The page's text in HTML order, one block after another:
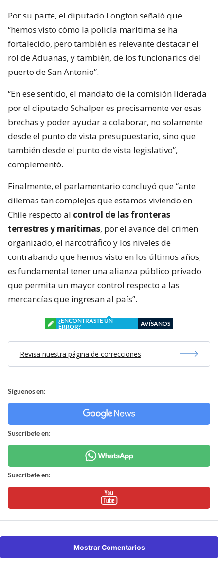
Por su parte, el diputado Longton señaló que
“hemos visto cómo la policía marítima se ha
fortalecido, pero también es relevante destacar el
rol de Aduanas, y también, de los funcionarios del
puerto de San Antonio”.
“En ese sentido, el mandato de la comisión liderada
por el diputado Schalper es precisamente ver esas
brechas y poder ayudar a colaborar, no solamente
desde el punto de vista presupuestario, sino que
también desde el punto de vista legislativo”,
complementó.
Finalmente, el parlamentario concluyó que “ante
dilemas tan complejos que estamos viviendo en
Chile respecto al control de las fronteras
terrestres y marítimas, por el avance del crimen
organizado, el narcotráfico y los niveles de
contrabando que hemos visto en los últimos años,
es fundamental tener una alianza público privado
que permita un mayor control respecto a las
mercancías que ingresan al país”.
¿ENCONTRASTE UN
ERROR?
AVÍSANOS
Revisa nuestra página de correcciones
Síguenos en:
Suscríbete en:
Suscríbete en:
Mostrar Comentarios